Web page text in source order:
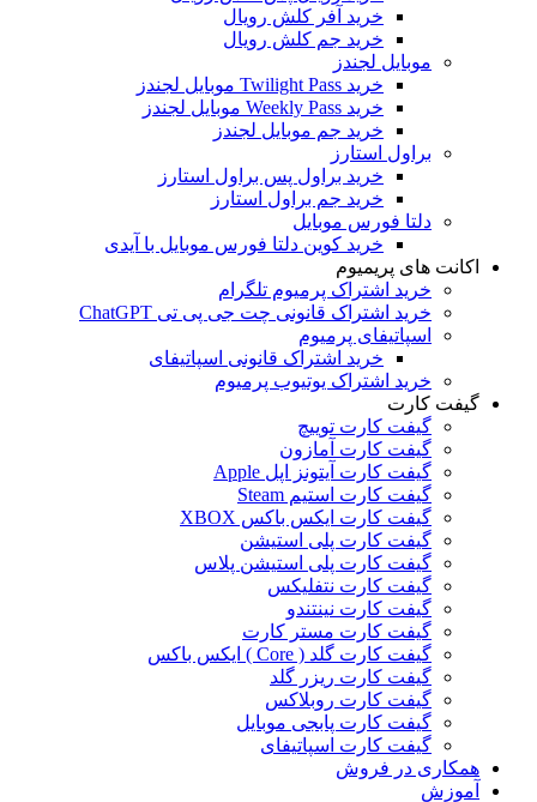
خرید آفر کلش رویال
خرید جم کلش رویال
موبایل لجندز
خرید Twilight Pass موبایل لجندز
خرید Weekly Pass موبایل لجندز
خرید جم موبایل لجندز
براول استارز
خرید براول پس براول استارز
خرید جم براول استارز
دلتا فورس موبایل
خرید کوین دلتا فورس موبایل با آیدی
اکانت های پریمیوم
خرید اشتراک پرمیوم تلگرام
خرید اشتراک قانونی چت جی پی تی ChatGPT
اسپاتیفای پرمیوم
خرید اشتراک قانونی اسپاتیفای
خرید اشتراک یوتیوب پرمیوم
گیفت کارت
گیفت کارت توییچ
گیفت کارت آمازون
گیفت کارت آیتونز اپل Apple
گیفت کارت استیم Steam
گیفت کارت ایکس باکس XBOX
گیفت کارت پلی استیشن
گیفت کارت پلی استیشن پلاس
گیفت کارت نتفلیکس
گیفت کارت نینتندو
گیفت کارت مستر کارت
گیفت کارت گلد ( Core ) ایکس باکس
گیفت کارت ریزر گلد
گیفت کارت روبلاکس
گیفت کارت پابجی موبایل
گیفت کارت اسپاتیفای
همکاری در فروش
آموزش